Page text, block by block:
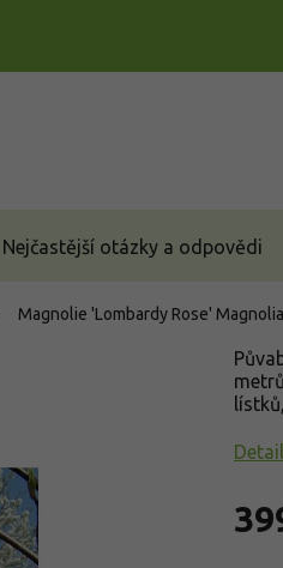
Nejčastější otázky a odpovědi
Magnolie 'Lombardy Rose'